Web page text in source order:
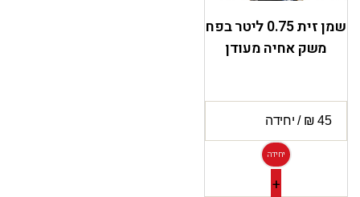
שמן זית 0.75 ליטר בפח
משק אחיה מעודן
יחידה
+